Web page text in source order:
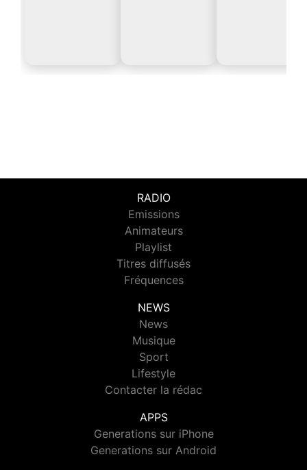
RADIO
Emissions
Animateurs
Playlist
Titres diffusés
Fréquences
NEWS
News
Musique
Sport
Lifestyle
Contacter la rédac
APPS
Generations sur iPhone
Generations sur Android